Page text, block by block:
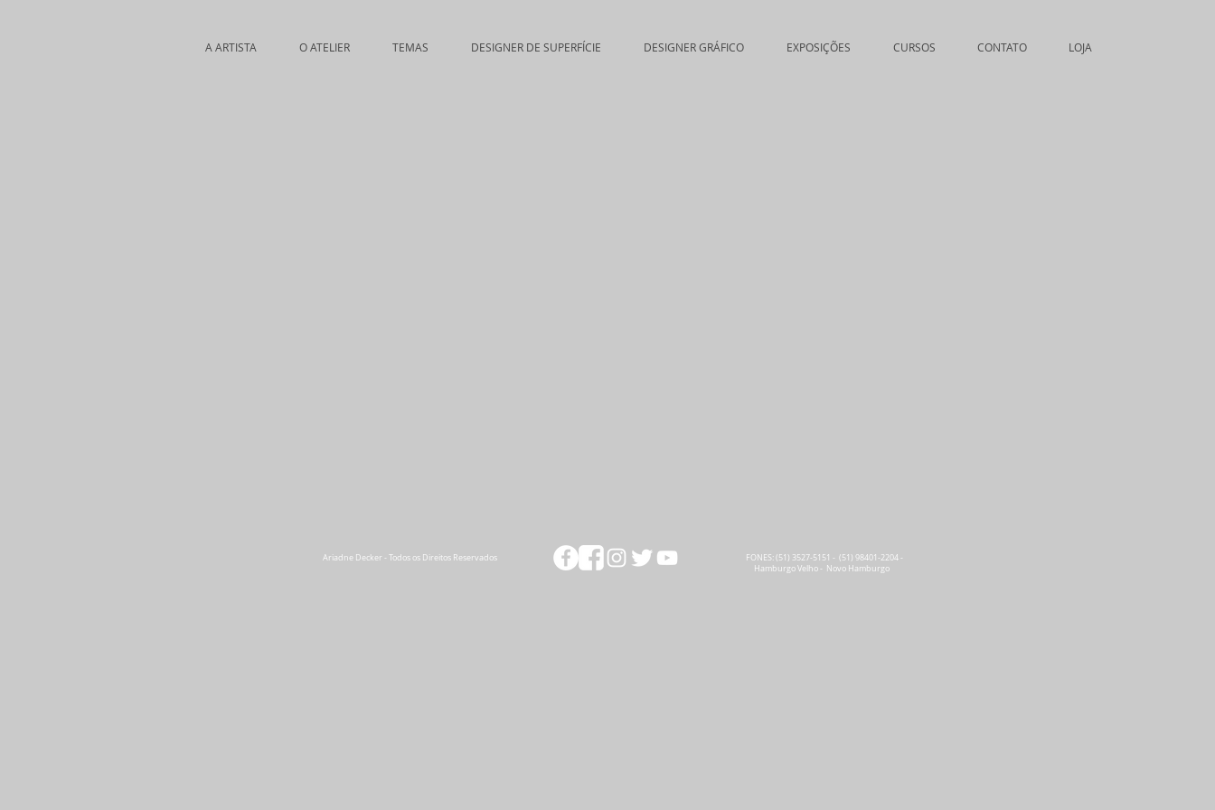
A ARTISTA O ATELIER TEMAS DESIGNER DE SUPERFÍCIE DESIGNER GRÁFICO EXPOSIÇÕES CURSOS CONTATO LOJA
Ariadne Decker - Todos os Direitos Reservados
FONES: (51) 3527-5151 - (51) 98401-2204 -
Hamburgo Velho - Novo Hamburgo